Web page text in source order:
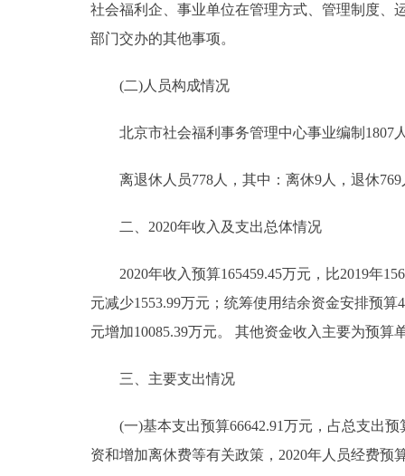
社会福利企、事业单位在管理方式、管理制度、
部门交办的其他事项。
(二)人员构成情况
北京市社会福利事务管理中心事业编制1807
离退休人员778人，其中：离休9人，退休769
二、2020年收入及支出总体情况
2020年收入预算165459.45万元，比2019年
元减少1553.99万元；统筹使用结余资金安排预算
元增加10085.39万元。 其他资金收入主要为预
三、主要支出情况
(一)基本支出预算66642.91万元，占总支出预
资和增加离休费等有关政策，2020年人员经费预